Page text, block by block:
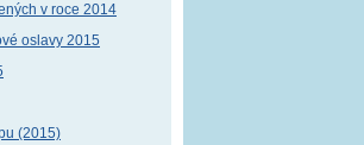
v roce 2014
oslavy 2015
(2015)